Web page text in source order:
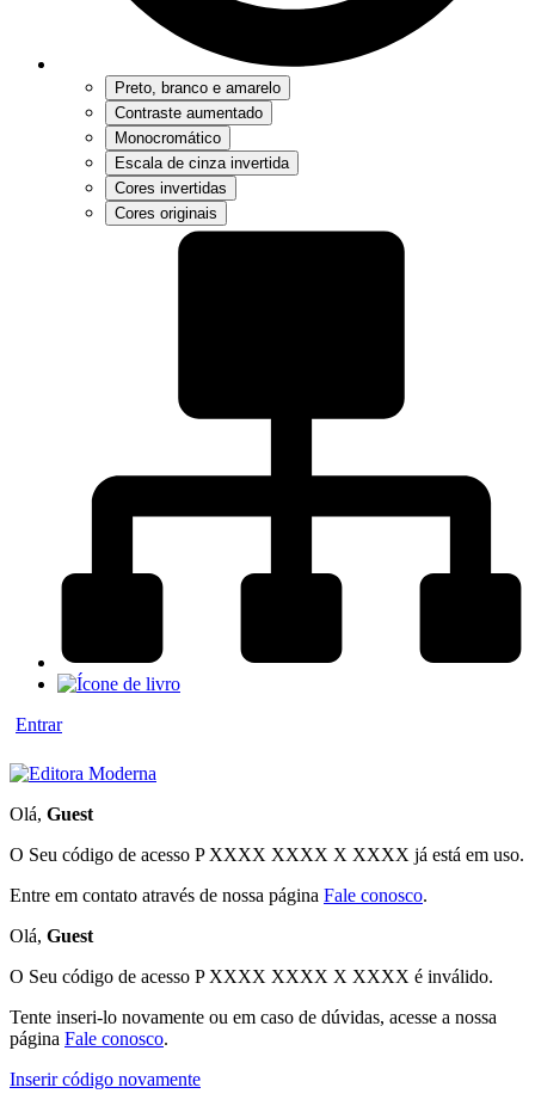
Preto, branco e amarelo
Contraste aumentado
Monocromático
Escala de cinza invertida
Cores invertidas
Cores originais
Entrar
Olá, Guest
O Seu código de acesso P XXXX XXXX X XXXX já está em uso.
Entre em contato através de nossa página Fale conosco.
Olá, Guest
O Seu código de acesso P XXXX XXXX X XXXX é inválido.
Tente inseri-lo novamente ou em caso de dúvidas, acesse a nossa
página Fale conosco.
Inserir código novamente